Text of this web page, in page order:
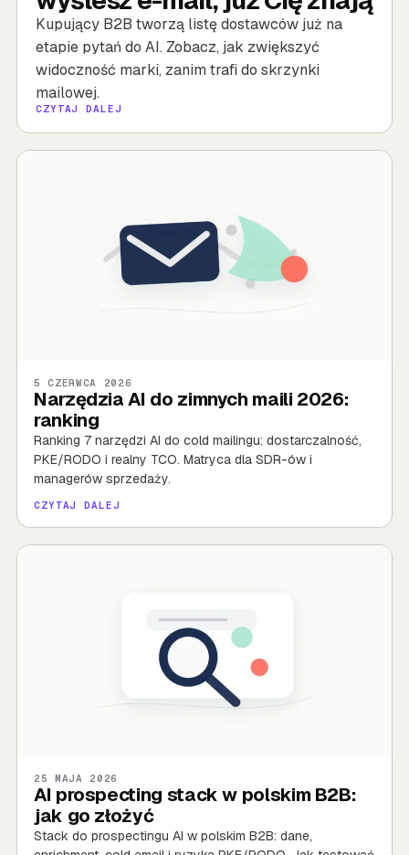
Kupujący B2B tworzą listę dostawców już na
etapie pytań do AI. Zobacz, jak zwiększyć
widoczność marki, zanim trafi do skrzynki
mailowej.
CZYTAJ DALEJ
Narzędzia AI do zimnych maili 2026:
ranking
5 CZERWCA 2026
Ranking 7 narzędzi AI do cold mailingu: dostarczalność,
PKE/RODO i realny TCO. Matryca dla SDR-ów i
managerów sprzedaży.
CZYTAJ DALEJ
AI prospecting stack w polskim B2B:
jak go złożyć
25 MAJA 2026
Stack do prospectingu AI w polskim B2B: dane,